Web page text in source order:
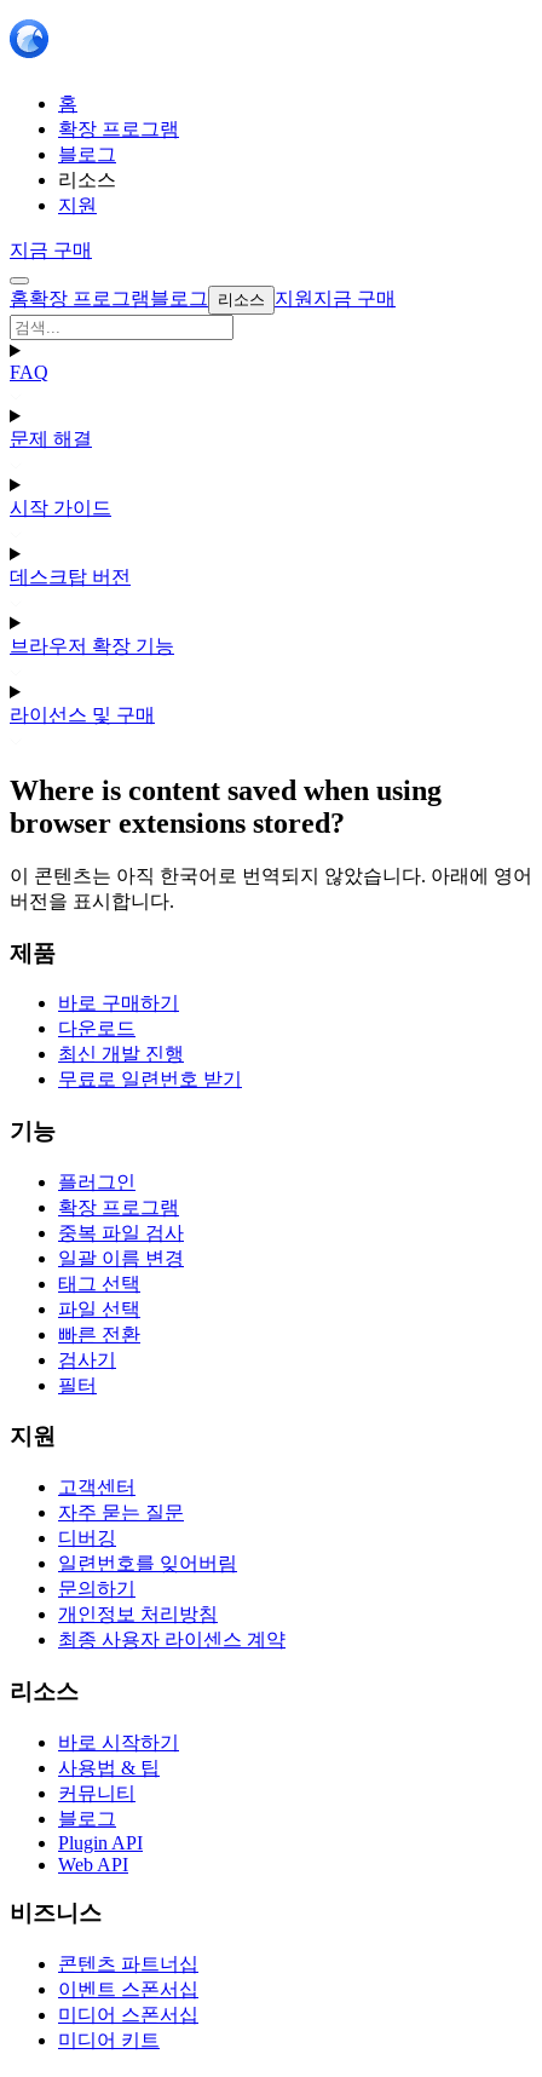
홈
확장 프로그램
블로그
리소스
지원
지금 구매
홈확장 프로그램블로그 리소스 지원 지금 구매
FAQ
문제 해결
시작 가이드
데스크탑 버전
브라우저 확장 기능
라이선스 및 구매
Where is content saved when using
browser extensions stored?
이 콘텐츠는 아직 한국어로 번역되지 않았습니다. 아래에 영어
버전을 표시합니다.
제품
바로 구매하기
다운로드
최신 개발 진행
무료로 일련번호 받기
기능
플러그인
확장 프로그램
중복 파일 검사
일괄 이름 변경
태그 선택
파일 선택
빠른 전환
검사기
필터
지원
고객센터
자주 묻는 질문
디버깅
일련번호를 잊어버림
문의하기
개인정보 처리방침
최종 사용자 라이센스 계약
리소스
바로 시작하기
사용법 & 팁
커뮤니티
블로그
Plugin API
Web API
비즈니스
콘텐츠 파트너십
이벤트 스폰서십
미디어 스폰서십
미디어 키트